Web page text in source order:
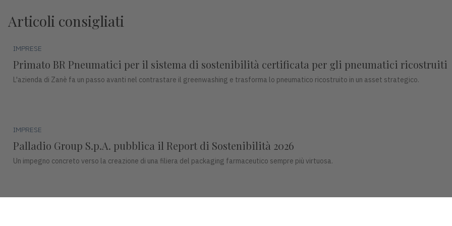
Articoli consigliati
IMPRESE
Primato BR Pneumatici per il sistema di sostenibilità certificata per gli pneumatici ricostruiti
L'azienda di Zanè fa un passo avanti nel contrastare il greenwashing e trasforma lo pneumatico ricostruito in un asset strategico.
IMPRESE
Palladio Group S.p.A. pubblica il Report di Sostenibilità 2026
Un impegno concreto verso la creazione di una filiera del packaging farmaceutico sempre più virtuosa.